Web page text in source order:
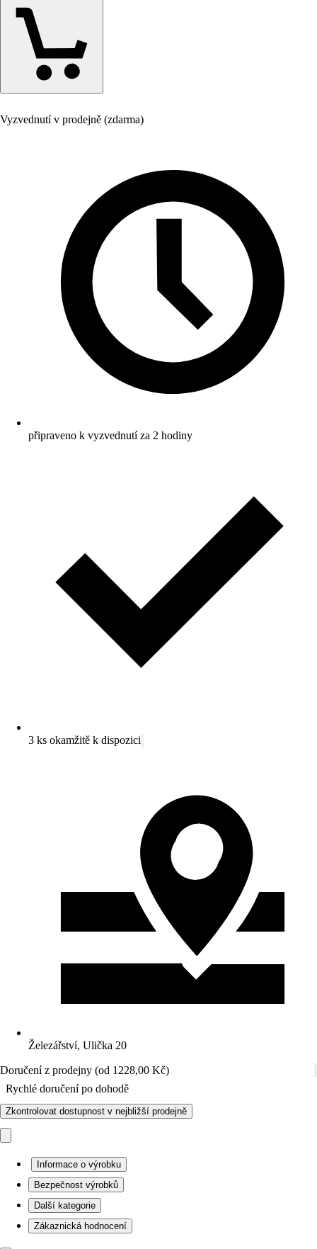
Vyzvednutí v prodejně (zdarma)
připraveno k vyzvednutí za 2 hodiny
3 ks okamžitě k dispozici
Železářství, Ulička 20
Doručení z prodejny (od 1228,00 Kč)
Rychlé doručení po dohodě
Zkontrolovat dostupnost v nejbližší prodejně
Informace o výrobku
Bezpečnost výrobků
Další kategorie
Zákaznická hodnocení